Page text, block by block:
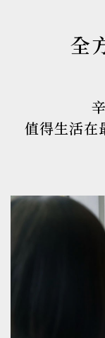
全
值得生活在